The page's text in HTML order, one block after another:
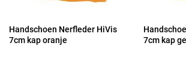
Handschoen Nerfleder HiVis
7cm kap oranje
7cm kap